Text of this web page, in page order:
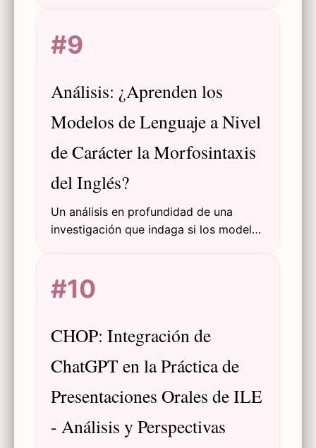
sintácticas sin supervisión explícita.
#9
Análisis: ¿Aprenden los
Modelos de Lenguaje a Nivel
de Carácter la Morfosintaxis
del Inglés?
Un análisis en profundidad de una
investigación que indaga si los modelos
morfosintácticas abstractas en inglés.
#10
CHOP: Integración de
ChatGPT en la Práctica de
Presentaciones Orales de ILE
- Análisis y Perspectivas